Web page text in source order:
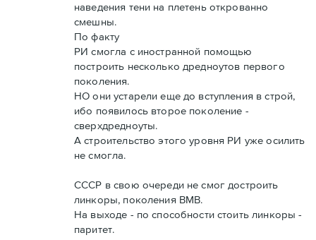
наведения тени на плетень открованно
смешны.
По факту
РИ смогла с иностранной помощью
построить несколько дредноутов первого
поколения.
НО они устарели еще до вступления в строй,
ибо появилось второе поколение -
сверхдредноуты.
А строительство этого уровня РИ уже осилить
не смогла.
СССР в свою очереди не смог достроить
линкоры, поколения ВМВ.
На выходе - по способности стоить линкоры -
паритет.